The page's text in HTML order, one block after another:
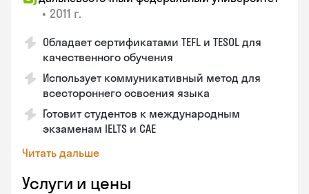
• 2011 г.
Обладает сертификатами TEFL и TESOL для
качественного обучения
Использует коммуникативный метод для
всестороннего освоения языка
Готовит студентов к международным
экзаменам IELTS и CAE
Читать дальше
Услуги и цены